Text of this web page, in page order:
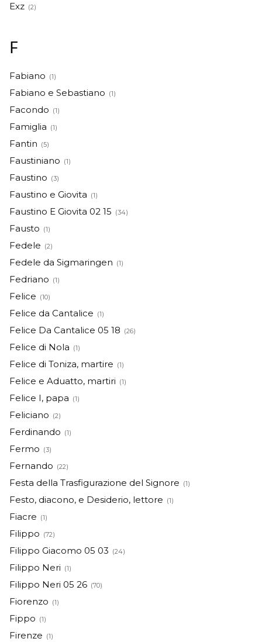
Exz (2)
F
Fabiano (1)
Fabiano e Sebastiano (1)
Facondo (1)
Famiglia (1)
Fantin (5)
Faustiniano (1)
Faustino (3)
Faustino e Giovita (1)
Faustino E Giovita 02 15 (34)
Fausto (1)
Fedele (2)
Fedele da Sigmaringen (1)
Fedriano (1)
Felice (10)
Felice da Cantalice (1)
Felice Da Cantalice 05 18 (26)
Felice di Nola (1)
Felice di Toniza, martire (1)
Felice e Aduatto, martiri (1)
Felice I, papa (1)
Feliciano (2)
Ferdinando (1)
Fermo (3)
Fernando (22)
Festa della Trasfigurazione del Signore (1)
Festo, diacono, e Desiderio, lettore (1)
Fiacre (1)
Filippo (72)
Filippo Giacomo 05 03 (24)
Filippo Neri (1)
Filippo Neri 05 26 (70)
Fiorenzo (1)
Fippo (1)
Firenze (1)